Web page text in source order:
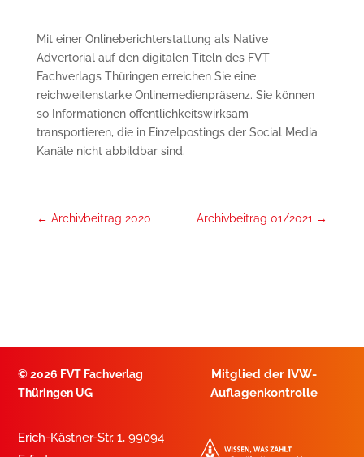
Mit einer Onlineberichterstattung als Native
Advertorial auf den digitalen Titeln des FVT
Fachverlags Thüringen erreichen Sie eine
reichweitenstarke Onlinemedienpräsenz. Sie können
so Informationen öffentlichkeitswirksam
transportieren, die in Einzelpostings der Social Media
Kanäle nicht abbildbar sind.
← Archivbeitrag 2020 Archivbeitrag 01/2021 →
©2026 FVT Fachverlag
Thüringen UG
Erich-Kästner-Str. 1, 99094
Mitglied der IVW-
Auflagenkontrolle